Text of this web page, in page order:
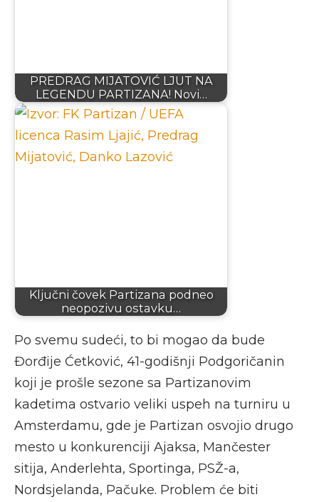
PREDRAG MIJATOVIĆ LJUT NA
LEGENDU PARTIZANA! Novi…
Ključni čovek Partizana podneo
neopozivu ostavku…
Po svemu sudeći, to bi mogao da bude
Đorđije Ćetković, 41-godišnji Podgoričanin
koji je prošle sezone sa Partizanovim
kadetima ostvario veliki uspeh na turniru u
Amsterdamu, gde je Partizan osvojio drugo
mesto u konkurenciji Ajaksa, Mančester
sitija, Anderlehta, Sportinga, PSŽ-a,
Nordsjelanda, Pačuke. Problem će biti